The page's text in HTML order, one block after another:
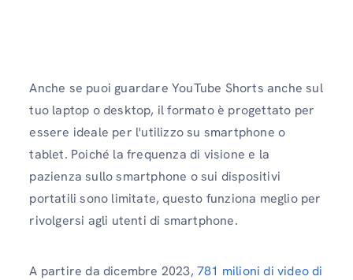
Anche se puoi guardare YouTube Shorts anche sul
tuo laptop o desktop, il formato è progettato per
essere ideale per l'utilizzo su smartphone o
tablet. Poiché la frequenza di visione e la
pazienza sullo smartphone o sui dispositivi
portatili sono limitate, questo funziona meglio per
rivolgersi agli utenti di smartphone.
A partire da dicembre 2023, 781 milioni di video di